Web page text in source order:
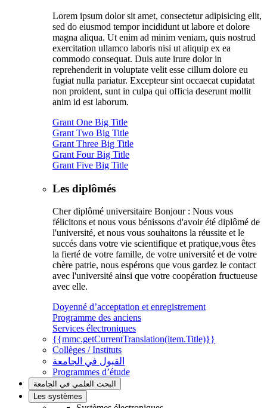
Lorem ipsum dolor sit amet, consectetur adipisicing elit,
sed do eiusmod tempor incididunt ut labore et dolore
magna aliqua. Ut enim ad minim veniam, quis nostrud
exercitation ullamco laboris nisi ut aliquip ex ea
commodo consequat. Duis aute irure dolor in
reprehenderit in voluptate velit esse cillum dolore eu
fugiat nulla pariatur. Excepteur sint occaecat cupidatat
non proident, sunt in culpa qui officia deserunt mollit
anim id est laborum.
Grant One Big Title
Grant Two Big Title
Grant Three Big Title
Grant Four Big Title
Grant Five Big Title
Les diplômés
Cher diplômé universitaire Bonjour : Nous vous
félicitons et nous vous bénissons d'avoir été diplômé de
l'université, et nous vous souhaitons la réussite et le
succés dans votre vie scientifique et pratique,vous êtes
la fierté de votre famille, de votre université et de votre
chère patrie, nous espérons que vous gardez le contact
avec l'université ainsi que votre coopération fructueuse
avec elle.
Doyenné d’acceptation et enregistrement
Programme des anciens
Services électroniques
{{mmc.getCurrentTranslation(item.Title)}}
Collèges / Instituts
القبول في الجامعة
Programmes d’étude
البحث العلمي في الجامعة
Les systèmes